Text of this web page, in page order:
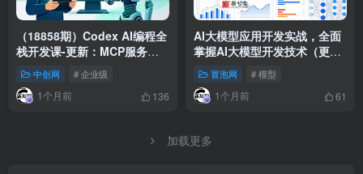
（18858期）Codex AI编程全
栈开发课-更新：MCP服务
+Skills工程化，学完能开发旅
行网站、重构企业系统
中创网 # 企业级
1个月前 136
AI大模型应用开发实战，全面
掌握AI大模型开发技术（更
冒泡网 # 模型
1个月前 61
加载更多